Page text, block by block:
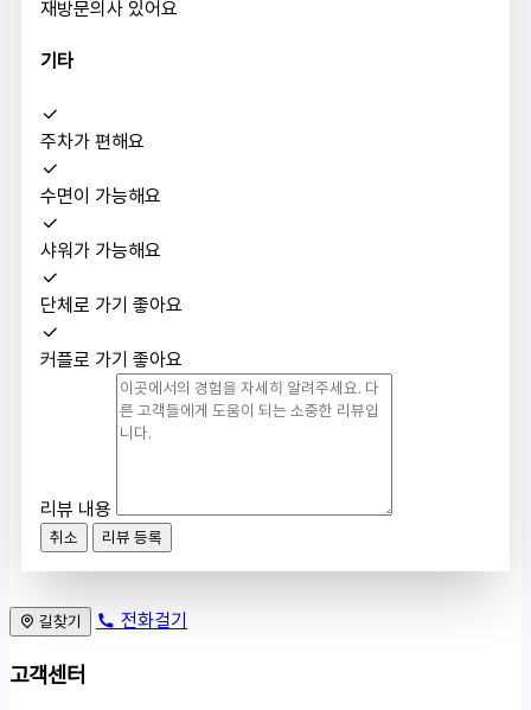
재방문의사 있어요
기타
주차가 편해요
수면이 가능해요
샤워가 가능해요
단체로 가기 좋아요
커플로 가기 좋아요
리뷰 내용
취소 리뷰 등록
길찾기 전화걸기
고객센터